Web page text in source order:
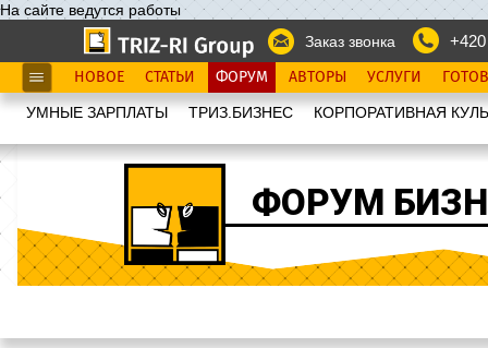
На сайте ведутся работы
Заказ звонка
НОВОЕ СТАТЬИ ФОРУМ АВТОРЫ УСЛУГИ
УМНЫЕ ЗАРПЛАТЫ ТРИЗ.БИЗНЕС КОРПОРАТИВНАЯ
ФОРУМ